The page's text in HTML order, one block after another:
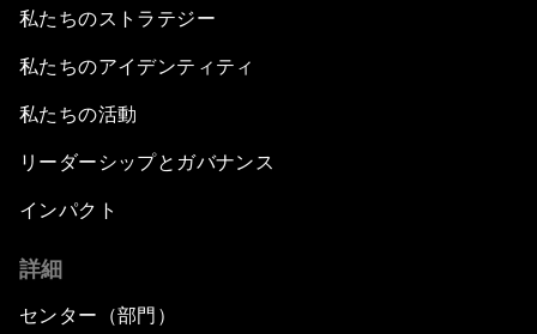
私たちのストラテジー
私たちのアイデンティティ
私たちの活動
リーダーシップとガバナンス
インパクト
詳細
センター（部門）